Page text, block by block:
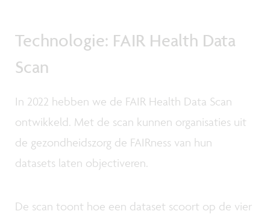
Technologie: FAIR Health Data
Scan
In 2022 hebben we de FAIR Health Data Scan
ontwikkeld. Met de scan kunnen organisaties uit
de gezondheidszorg de FAIRness van hun
datasets laten objectiveren.
De scan toont hoe een dataset scoort op de vier